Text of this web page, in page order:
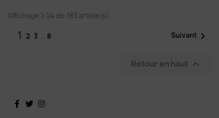
Affichage 1-24 de 183 article(s)
1 2 3 … 8 Suivant 
Retour en haut 